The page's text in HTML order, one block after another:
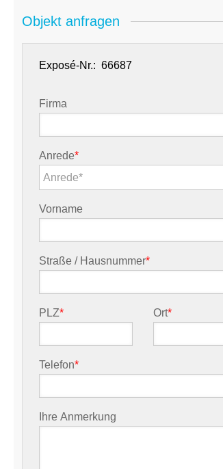
Objekt anfragen
Exposé-Nr.:
Firma
Anrede*
Anrede*
Vorname
Straße / Hausnummer*
PLZ* Ort*
Telefon*
Ihre Anmerkung